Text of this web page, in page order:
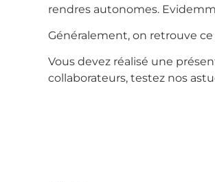
rendres autonomes.
Généralement, on retrouve
Vous devez réalisé une
collaborateurs, testez nos